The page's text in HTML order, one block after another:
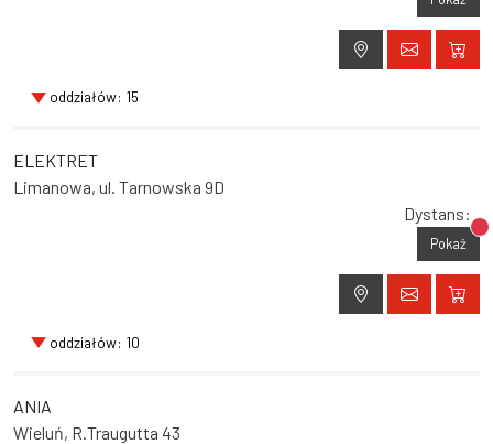
oddziałów: 15
ELEKTRET
Limanowa, ul. Tarnowska 9D
Dystans:
Pokaż
oddziałów: 10
ANIA
Wieluń, R.Traugutta 43